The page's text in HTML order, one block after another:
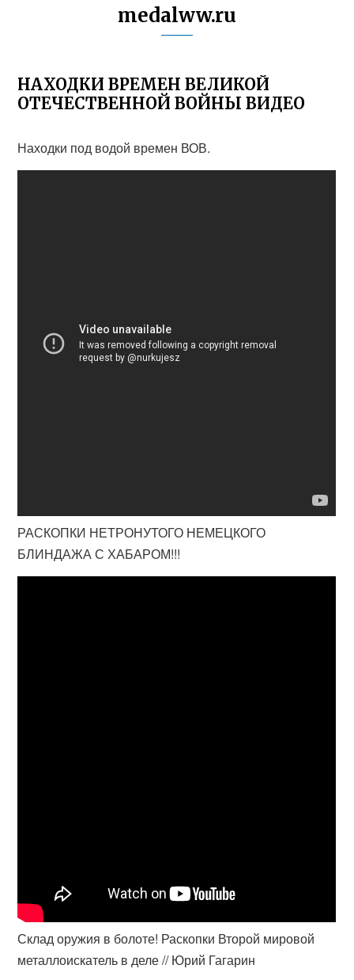
medalww.ru
НАХОДКИ ВРЕМЕН ВЕЛИКОЙ
ОТЕЧЕСТВЕННОЙ ВОЙНЫ ВИДЕО
Находки под водой времен ВОВ.
РАСКОПКИ НЕТРОНУТОГО НЕМЕЦКОГО
БЛИНДАЖА С ХАБАРОМ!!!
Склад оружия в болоте! Раскопки Второй мировой
металлоискатель в деле // Юрий Гагарин